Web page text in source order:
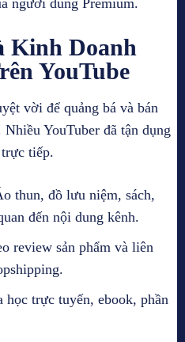
người dùng Premium.
Kinh Doanh
YouTube
vời để quảng bá và bán
YouTuber đã tận dụng
tiếp.
thun, đồ lưu niệm, sách,
đến nội dung kênh.
review sản phẩm và liên
học trực tuyến, ebook, phần